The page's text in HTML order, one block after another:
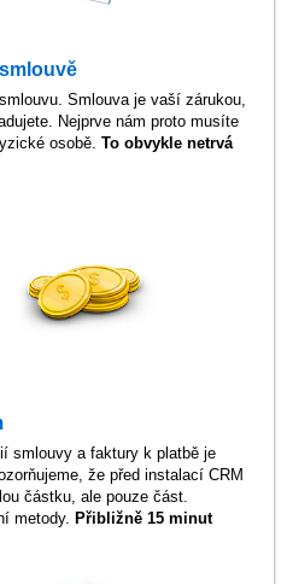
Smlouva je vaší zárukou,
Nejprve nám proto musíte
osobě.To obvykle netrvá
smlouvy a faktury k platbě je
že před instalací CRM
částku, ale pouze část.
metody.
Přibližně 15 minut